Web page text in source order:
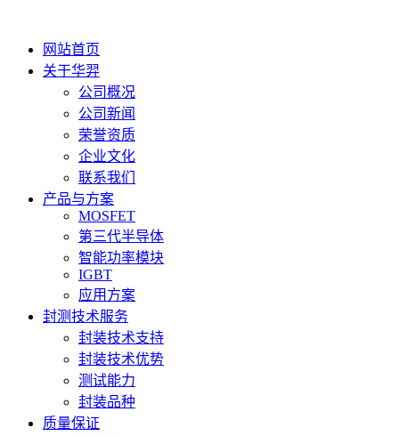
网站首页
关于华羿
公司概况
公司新闻
荣誉资质
企业文化
联系我们
产品与方案
MOSFET
第三代半导体
智能功率模块
IGBT
应用方案
封测技术服务
封装技术支持
封装技术优势
测试能力
封装品种
质量保证